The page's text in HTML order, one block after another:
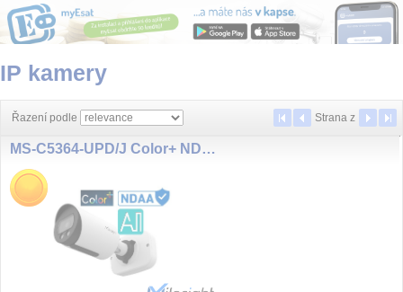
IP kamery
Řazení podle Strana z
MS-C5364-UPD/J Color+ NDAA 2.8mm 5MP/30fps AI IP